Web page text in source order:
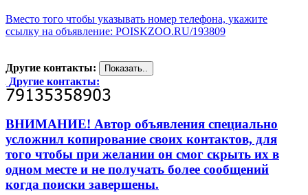
Вместо того чтобы указывать номер телефона, укажите
ссылку на объявление: POISKZOO.RU/193809
Другие контакты:
Другие контакты:
ВНИМАНИЕ! Автор объявления специально
усложнил копирование своих контактов, для
того чтобы при желании он смог скрыть их в
одном месте и не получать более сообщений
когда поиски завершены.